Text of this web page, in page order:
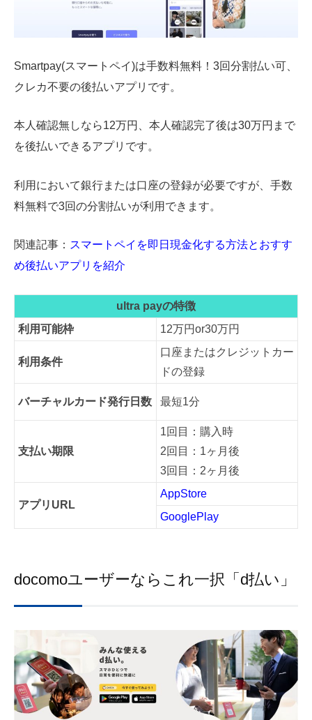
Smartpay(スマートペイ)は手数料無料！3回分割払い可、
クレカ不要の後払いアプリです。
本人確認無しなら12万円、本人確認完了後は30万円まで
を後払いできるアプリです。
利用において銀行または口座の登録が必要ですが、手数
料無料で3回の分割払いが利用できます。
関連記事： スマートペイを即日現金化する方法とおすす
め後払いアプリを紹介
ultra payの特徴
利用可能枠
12万円or30万円
利用条件
口座またはクレジットカー
ドの登録
バーチャルカード発行日数 最短1分
支払い期限
1回目：購入時
2回目：1ヶ月後
3回目：2ヶ月後
アプリURL
AppStore
GooglePlay
docomoユーザーならこれ一択「d払い」